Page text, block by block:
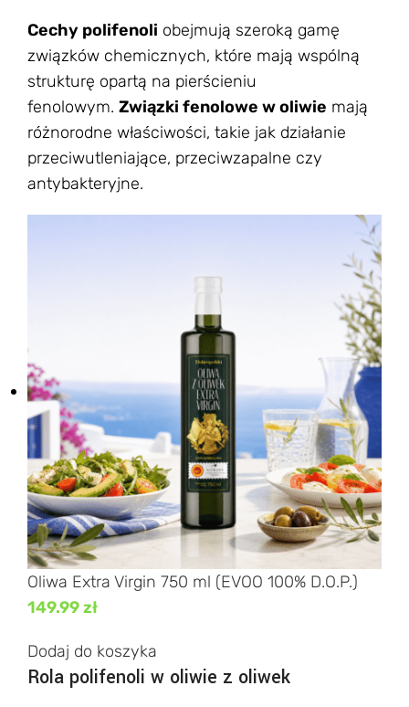
Cechy polifenoli obejmują szeroką gamę
związków chemicznych, które mają wspólną
strukturę opartą na pierścieniu
fenolowym. Związki fenolowe w oliwie mają
różnorodne właściwości, takie jak działanie
przeciwutleniające, przeciwzapalne czy
antybakteryjne.
Oliwa Extra Virgin 750 ml (EVOO 100% D.O.P.)
149.99zł
Dodaj do koszyka
Rola polifenoli w oliwie z oliwek